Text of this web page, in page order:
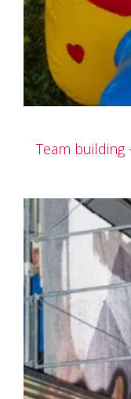
Team building